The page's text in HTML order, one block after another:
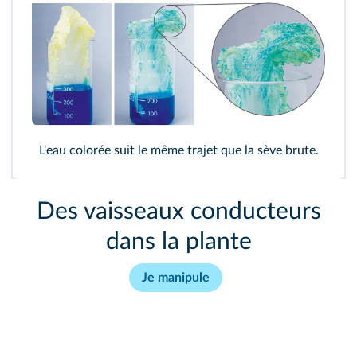
L'eau colorée suit le même trajet que la sèvebrute.
Des vaisseaux conducteurs
dans la plante
Je manipule